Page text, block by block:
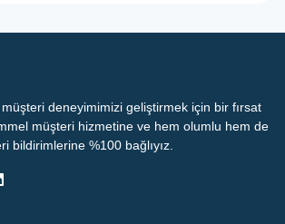
müşteri deneyimimizi geliştirmek için bir fırsat
müşteri hizmetine ve hem olumlu hem de
bildirimlerine %100 bağlıyız.